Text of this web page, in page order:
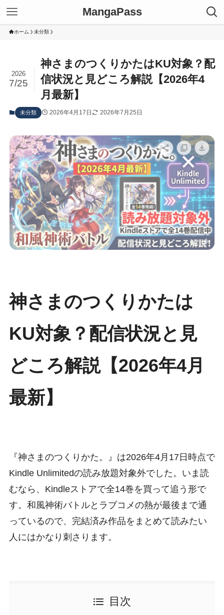
MangaPass
ホーム 未分類
神さまのつくりかたはKU対象？配
信状況と見どころ解説【2026年4
月最新】
2026
7/25
未分類 2026年4月17日 2026年7月25日
神さまのつくりかたは
KU対象？配信状況と見
どころ解説【2026年4月
最新】
『神さまのつくりかた。』は2026年4月17日時点で
Kindle Unlimitedの読み放題対象外でした。いま読
むなら、Kindleストアで全14巻を買って追う形で
す。和風神術バトルとラブコメの熱が最後まで通
っているので、完結済み作品をまとめて読みたい
人にはかなり刺さります。
目次